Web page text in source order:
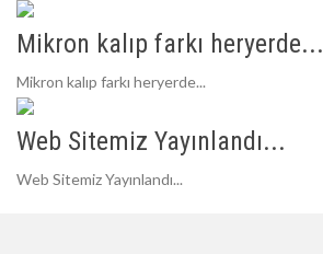
Mikron kalıp farkı heryerde...
Mikron kalıp farkı heryerde...
Web Sitemiz Yayınlandı...
Web Sitemiz Yayınlandı...